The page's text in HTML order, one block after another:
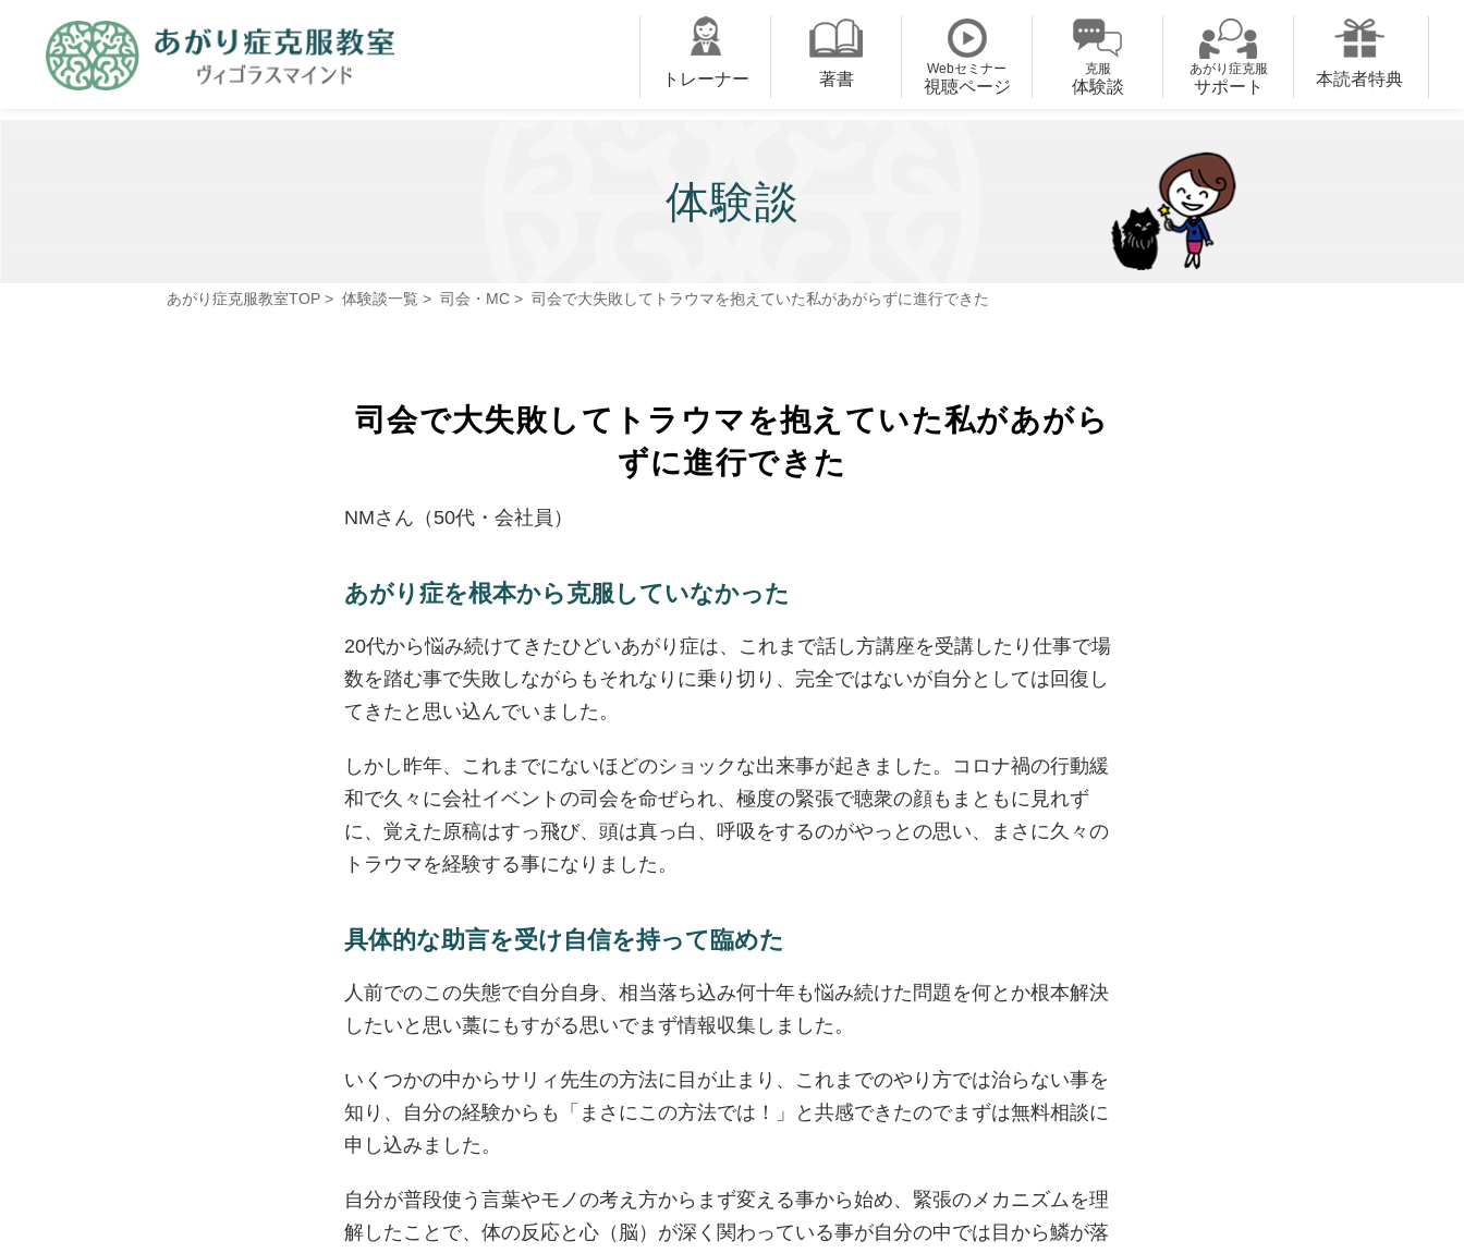
トレーナー 著書
Webセミナー
視聴ページ
克服
体験談
あがり症克服
サポート 本読者特典
体験談
あがり症克服教室TOP > 体験談一覧 > 司会・MC > 司会で大失敗してトラウマを抱えていた私があがらずに進行できた
司会で大失敗してトラウマを抱えていた私があがら
ずに進行できた
NMさん（50代・会社員）
あがり症を根本から克服していなかった
20代から悩み続けてきたひどいあがり症は、これまで話し方講座を受講したり仕事で場
数を踏む事で失敗しながらもそれなりに乗り切り、完全ではないが自分としては回復し
てきたと思い込んでいました。
しかし昨年、これまでにないほどのショックな出来事が起きました。コロナ禍の行動緩
和で久々に会社イベントの司会を命ぜられ、極度の緊張で聴衆の顔もまともに見れず
に、覚えた原稿はすっ飛び、頭は真っ白、呼吸をするのがやっとの思い、まさに久々の
トラウマを経験する事になりました。
具体的な助言を受け自信を持って臨めた
人前でのこの失態で自分自身、相当落ち込み何十年も悩み続けた問題を何とか根本解決
したいと思い藁にもすがる思いでまず情報収集しました。
いくつかの中からサリィ先生の方法に目が止まり、これまでのやり方では治らない事を
知り、自分の経験からも「まさにこの方法では！」と共感できたのでまずは無料相談に
申し込みました。
自分が普段使う言葉やモノの考え方からまず変える事から始め、緊張のメカニズムを理
解したことで、体の反応と心（脳）が深く関わっている事が自分の中では目から鱗が落